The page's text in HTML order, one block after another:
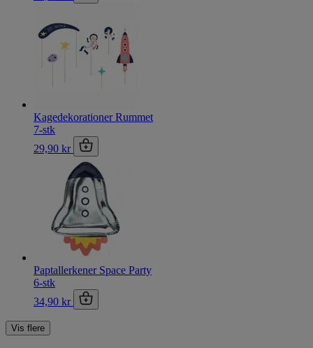
Kagedekorationer Rummet
7-stk
29,90 kr
Paptallerkener Space Party
6-stk
34,90 kr
Vis flere